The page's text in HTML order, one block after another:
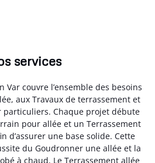
services
Var couvre l’ensemble des besoins
aux Travaux de terrassement et
particuliers. Chaque projet débute
pour allée et un Terrassement
d’assurer une base solide. Cette
du Goudronner une allée et la
à chaud. Le Terrassement allée